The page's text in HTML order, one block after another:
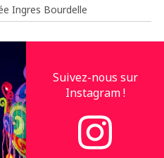
Ingres Bourdelle
Suivez-nous sur
Instagram !